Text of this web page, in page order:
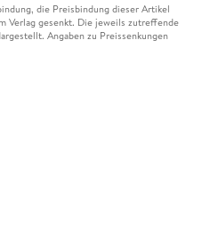
die Preisbindung dieser Artikel
Verlag gesenkt. Die jeweils zutreffende
Angaben zu Preissenkungen